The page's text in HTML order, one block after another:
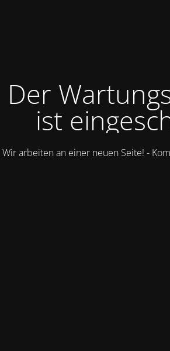
Der
ist
Wir arbeiten an einer neuen Seite! -